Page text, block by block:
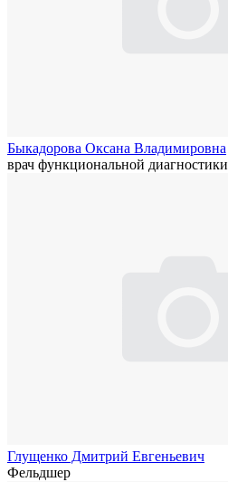
Быкадорова Оксана Владимировна
врач функциональной диагностики
Глущенко Дмитрий Евгеньевич
Фельдшер